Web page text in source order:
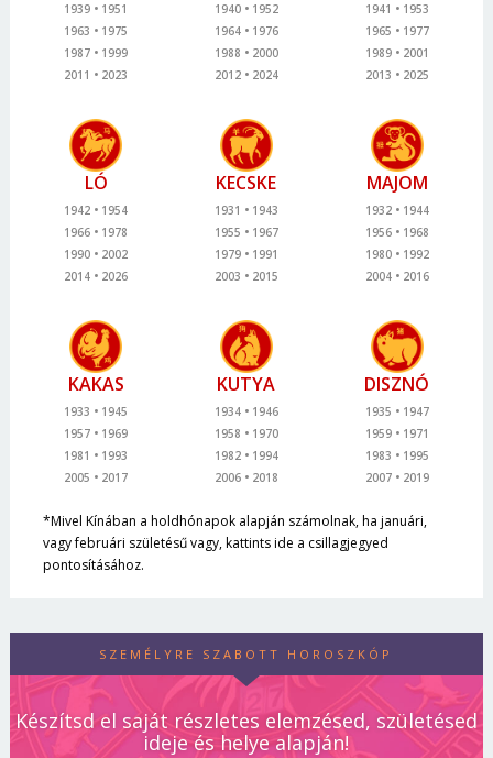
1939
1951
1963
1975
1987
1999
2011
2023
1940
1952
1964
1976
1988
2000
2012
2024
1941
1953
1965
1977
1989
2001
2013
2025
LÓ
1942
1954
1966
1978
1990
2002
2014
2026
KECSKE
1931
1943
1955
1967
1979
1991
2003
2015
MAJOM
1932
1944
1956
1968
1980
1992
2004
2016
KAKAS
1933
1945
1957
1969
1981
1993
2005
2017
KUTYA
1934
1946
1958
1970
1982
1994
2006
2018
DISZNÓ
1935
1947
1959
1971
1983
1995
2007
2019
*Mivel Kínában a holdhónapok alapján számolnak, ha januári,
vagy februári születésű vagy, kattints ide a csillagjegyed
pontosításához.
SZEMÉLYRE SZABOTT HOROSZKÓP
Készítsd el saját részletes elemzésed, születésed
ideje és helye alapján!